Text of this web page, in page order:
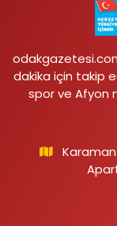
dakika için takip
spor ve Afyon
Karaman